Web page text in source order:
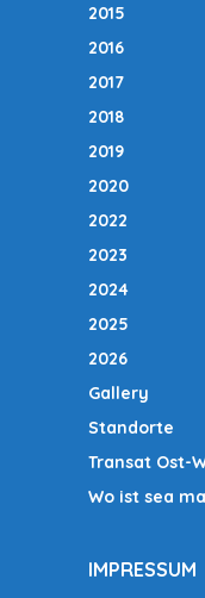
2015
2016
2017
2018
2019
2020
2022
2023
2024
2025
2026
Gallery
Standorte
Transat Ost-
Wo ist sea
IMPRESSUM